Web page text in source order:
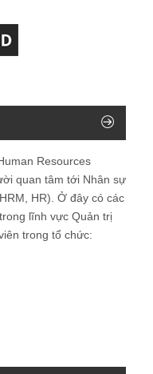
Resources
quan tâm tới Nhân sự
HR). Ở đây có các
lĩnh vực Quản trị
trong tổ chức: